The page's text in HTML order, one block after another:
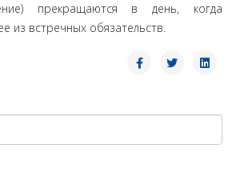
прекращаются в день, когда
из встречных обязательств.